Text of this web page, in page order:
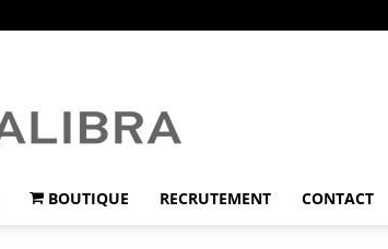
BOUTIQUE RECRUTEMENT CONTACT